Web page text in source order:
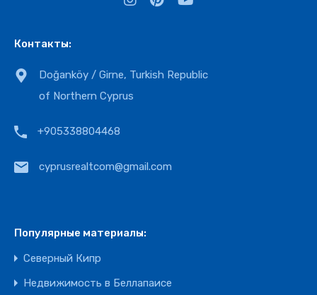
Контакты:
Doğanköy / Girne, Turkish Republic
of Northern Cyprus
+905338804468
cyprusrealtcom@gmail.com
Популярные материалы:
Северный Кипр
Недвижимость в Беллапаисе